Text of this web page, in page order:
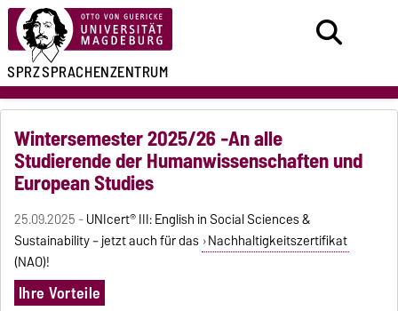
SPRZSPRACHENZENTRUM
Wintersemester 2025/26 -An alle
Studierende der Humanwissenschaften und
European Studies
25.09.2025 -UNIcert® III: English in Social Sciences &
Sustainability – jetzt auch für das Nachhaltigkeitszertifikat
(NAO)!
Ihre Vorteile